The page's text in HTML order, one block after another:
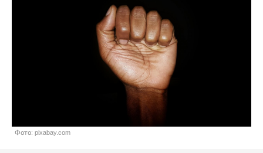
Фото: pixabay.com